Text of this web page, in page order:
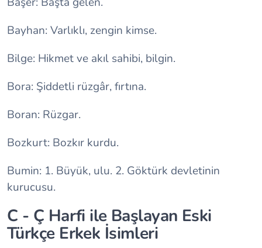
Bayhan: Varlıklı, zengin kimse.
Bilge: Hikmet ve akıl sahibi, bilgin.
Bora: Şiddetli rüzgâr, fırtına.
Boran: Rüzgar.
Bozkurt: Bozkır kurdu.
Bumin: 1. Büyük, ulu. 2. Göktürk devletinin
kurucusu.
C - Ç Harfi ile Başlayan Eski
Türkçe Erkek İsimleri